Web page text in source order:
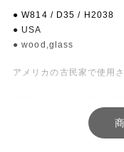
● W814 / D35 / H2038
● USA
● wood,glass
アメリカの古民家で使用
こちらの商品は、送料別